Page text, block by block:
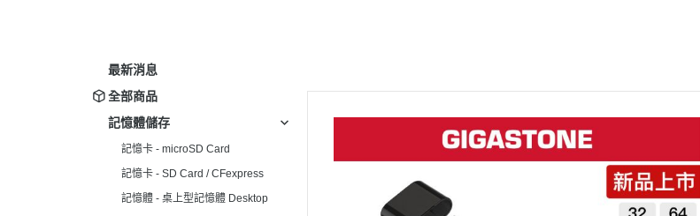
最新消息
全部商品
記憶體儲存
記憶卡 - microSD Card
記憶卡 - SD Card / CFexpress
記憶體 - 桌上型記憶體 Desktop